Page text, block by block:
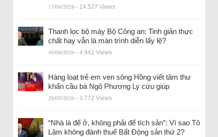
17/06/2026 - 14.527 Views
Thanh lọc bộ máy Bộ Công an: Tinh giản thực
chất hay vẫn là màn trình diễn lấy lệ?
16/06/2026 - 4.941 Views
Hàng loạt trẻ em ven sông Hồng viết tâm thư
khẩn cầu bà Ngô Phương Ly cứu giúp
28/05/2026 - 3.772 Views
“Nhà là để ở, không phải để tích sản”: Vì sao Tô
Lâm không đánh thuế Bất Động sản thứ 2?